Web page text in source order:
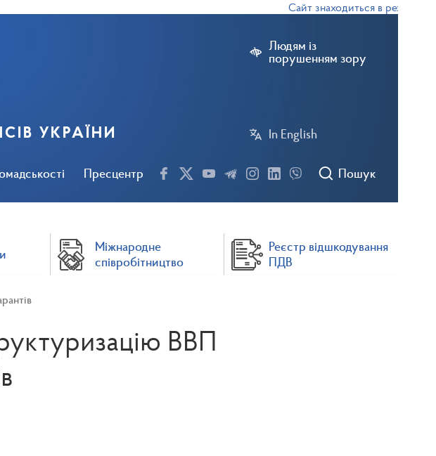
Сайт знаходиться в режимі
Людям із
порушенням зору
In English
Пресцентр Пошук
УКРАЇНИ
Міжнародне
співробітництво
Реєстр відшкодування
ПДВ
ВВП